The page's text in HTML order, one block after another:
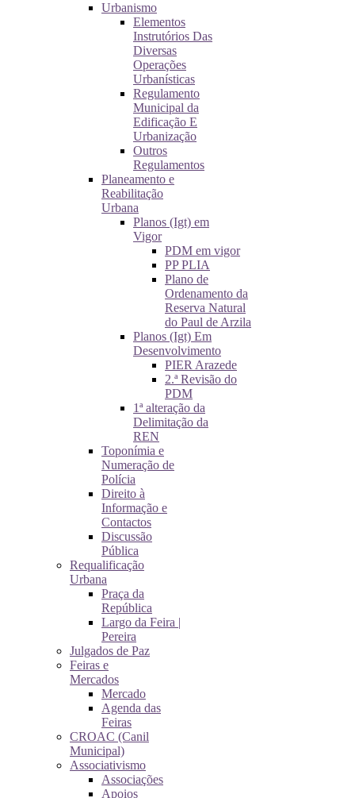
Urbanismo
Elementos
Instrutórios Das
Diversas
Operações
Urbanísticas
Regulamento
Municipal da
Edificação E
Urbanização
Outros
Regulamentos
Planeamento e
Reabilitação
Urbana
Planos (Igt) em
Vigor
PDM em vigor
PP PLIA
Plano de
Ordenamento da
Reserva Natural
do Paul de Arzila
Planos (Igt) Em
Desenvolvimento
PIER Arazede
2.ª Revisão do
PDM
1ª alteração da
Delimitação da
REN
Toponímia e
Numeração de
Polícia
Direito à
Informação e
Contactos
Discussão
Pública
Requalificação
Urbana
Praça da
República
Largo da Feira |
Pereira
Julgados de Paz
Feiras e
Mercados
Mercado
Agenda das
Feiras
CROAC (Canil
Municipal)
Associativismo
Associações
Apoios